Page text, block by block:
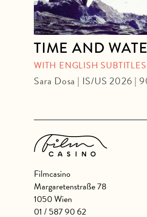
TIME AND
WITH ENGLISH SUBTITLES
Sara Dosa | IS/US 2026 |
Filmcasino
Margaretenstraße 78
1050 Wien
01 / 587 90 62